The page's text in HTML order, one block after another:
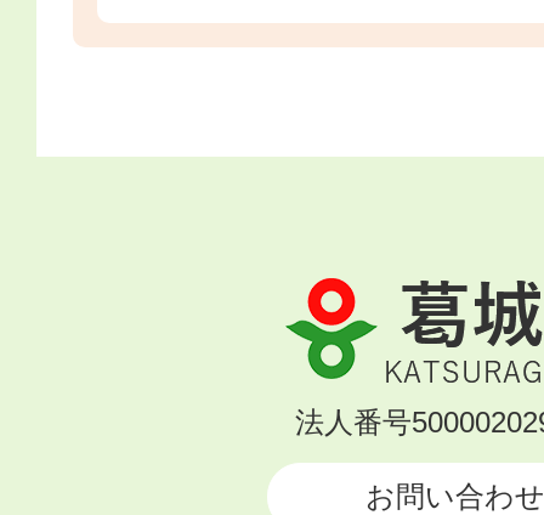
葛
城
市
KATSURAGI
法人番号
お問い合わせ